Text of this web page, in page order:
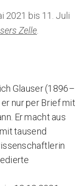
2021 bis 11. Juli
Zelle
Glauser (1896–
nur per Brief mit
Er macht aus
tausend